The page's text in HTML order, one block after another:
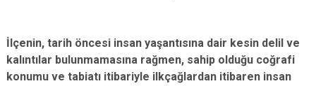
Kaynaşlı
Yığılca
İlçenin, tarih öncesi insan yaşantısına dair kesin delil ve
kalıntılar bulunmamasına rağmen, sahip olduğu coğrafi
konumu ve tabiatı itibariyle ilkçağlardan itibaren insan